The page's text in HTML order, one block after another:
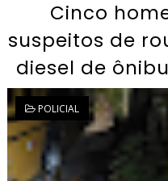
Cinco
suspeitos de
diesel de
POLICIAL